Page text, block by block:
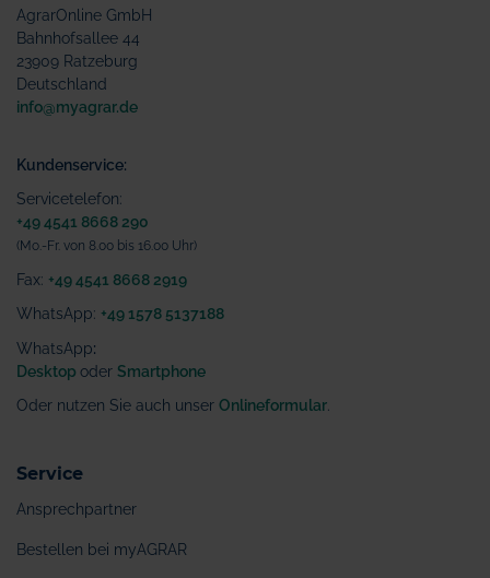
AgrarOnline GmbH
Bahnhofsallee 44
23909 Ratzeburg
Deutschland
info@myagrar.de
Kundenservice:
Servicetelefon:
+49 4541 8668 290
(Mo.-Fr. von 8.00 bis 16.00 Uhr)
Fax: +49 4541 8668 2919
WhatsApp: +49 1578 5137188
WhatsApp:
Desktop oder Smartphone
Oder nutzen Sie auch unser Onlineformular
Service
Ansprechpartner
Bestellen bei myAGRAR